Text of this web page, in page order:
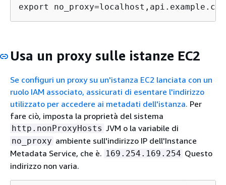
export no_proxy=localhost,api.example.com
Usa un proxy sulle istanze EC2
Se configuri un proxy su un'istanza EC2 lanciata con un
ruolo IAM associato, assicurati di esentare l'indirizzo
utilizzato per accedere ai metadati dell'istanza. Per
fare ciò, imposta la proprietà del sistema
http.nonProxyHosts JVM o la variabile di
no_proxy ambiente sull'indirizzo IP dell'Instance
Metadata Service, che è. 169.254.169.254 Questo
indirizzo non varia.